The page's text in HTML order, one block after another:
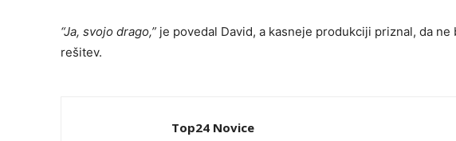
“Ja, svojo drago,” je povedal David, a kasneje produkciji priznal, da
rešitev.
Top24 Novice